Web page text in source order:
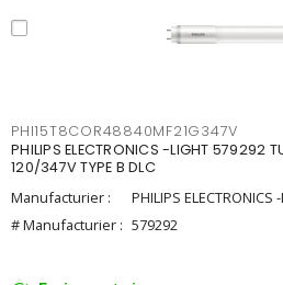
PHI15T8COR48840MF21G347V
PHILIPS ELECTRONICS -LIGHT 579292
120/347V TYPE B DLC
Manufacturier :
PHILIPS ELECTRONICS
# Manufacturier : 579292